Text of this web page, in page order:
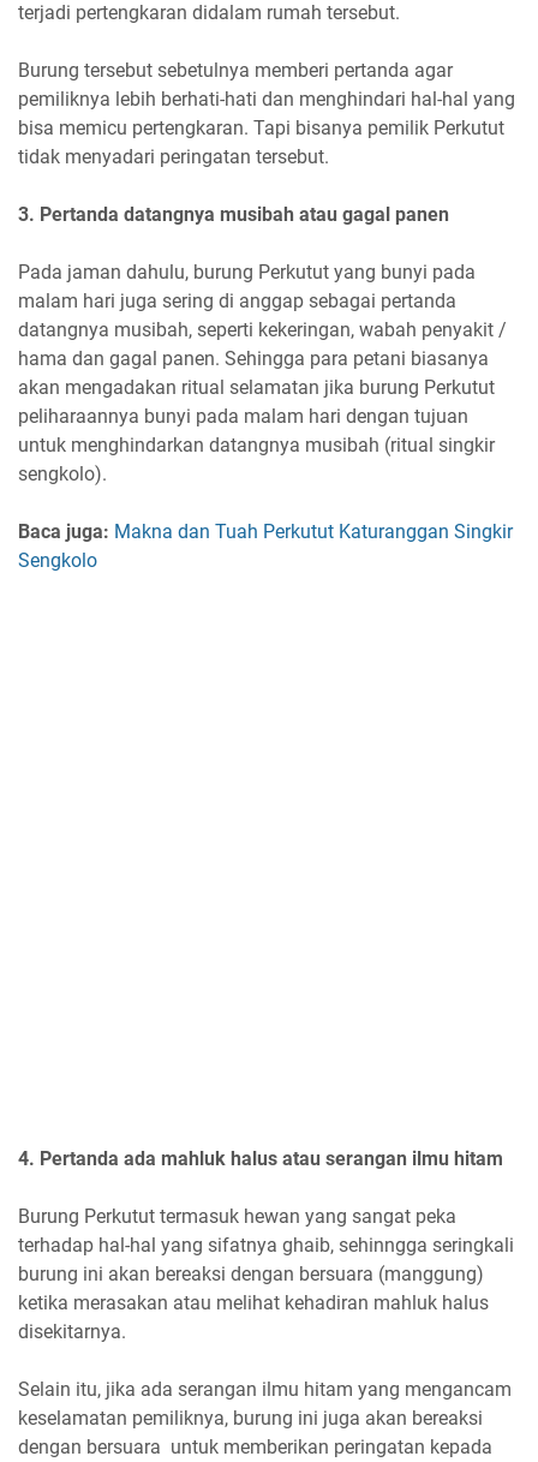
terjadi pertengkaran didalam rumah tersebut.
Burung tersebut sebetulnya memberi pertanda agar
pemiliknya lebih berhati-hati dan menghindari hal-hal yang
bisa memicu pertengkaran. Tapi bisanya pemilik Perkutut
tidak menyadari peringatan tersebut.
3. Pertanda datangnya musibah atau gagal panen
Pada jaman dahulu, burung Perkutut yang bunyi pada
malam hari juga sering di anggap sebagai pertanda
datangnya musibah, seperti kekeringan, wabah penyakit /
hama dan gagal panen. Sehingga para petani biasanya
akan mengadakan ritual selamatan jika burung Perkutut
peliharaannya bunyi pada malam hari dengan tujuan
untuk menghindarkan datangnya musibah (ritual singkir
sengkolo).
Baca juga: Makna dan Tuah Perkutut Katuranggan Singkir
Sengkolo
4. Pertanda ada mahluk halus atau serangan ilmu hitam
Burung Perkutut termasuk hewan yang sangat peka
terhadap hal-hal yang sifatnya ghaib, sehinngga seringkali
burung ini akan bereaksi dengan bersuara (manggung)
ketika merasakan atau melihat kehadiran mahluk halus
disekitarnya.
Selain itu, jika ada serangan ilmu hitam yang mengancam
keselamatan pemiliknya, burung ini juga akan bereaksi
dengan bersuara untuk memberikan peringatan kepada